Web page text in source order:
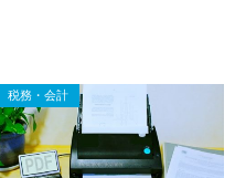
税務・会計